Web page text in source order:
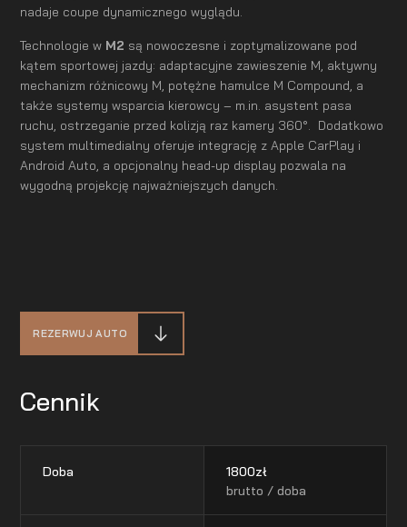
nadaje coupe dynamicznego wyglądu.
Technologie w M2 są nowoczesne i zoptymalizowane pod
kątem sportowej jazdy: adaptacyjne zawieszenie M, aktywny
mechanizm różnicowy M, potężne hamulce M Compound, a
także systemy wsparcia kierowcy – m.in. asystent pasa
ruchu, ostrzeganie przed kolizją raz kamery 360°. Dodatkowo
system multimedialny oferuje integrację z Apple CarPlay i
Android Auto, a opcjonalny head-up display pozwala na
wygodną projekcję najważniejszych danych.
REZERWUJ AUTO
Cennik
Doba 1800zł
brutto / doba